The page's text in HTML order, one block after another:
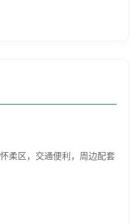
柔区，交通便利，周边配套